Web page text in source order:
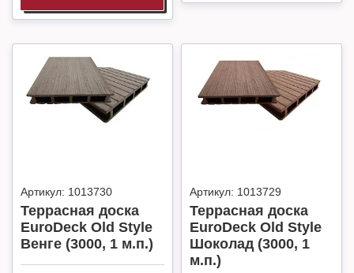
Артикул: 1013730
Террасная доска
EuroDeck Old Style
Венге (3000, 1 м.п.)
Артикул: 1013729
Террасная доска
EuroDeck Old Style
Шоколад (3000, 1
м.п.)